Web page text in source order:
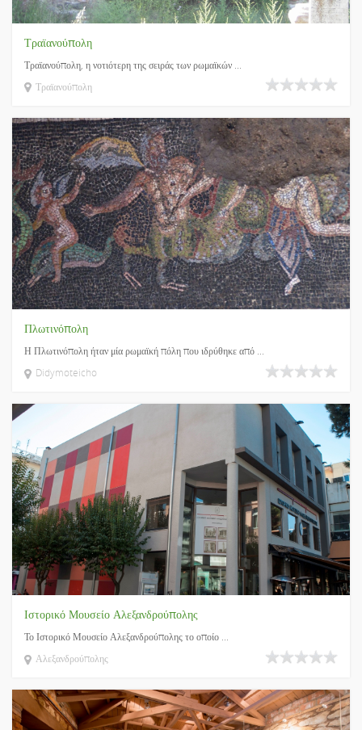
Τραϊανούπολη
Τραϊανούπολη, η νοτιότερη της σειράς των ρωμαϊκών ...
Τραϊανούπολη
Πλωτινόπολη
Η Πλωτινόπολη ήταν μία ρωμαϊκή πόλη που ιδρύθηκε από ...
Didymoteicho
Ιστορικό Μουσείο Αλεξανδρούπολης
Το Ιστορικό Μουσείο Αλεξανδρούπολης το οποίο ...
Αλεξανδρούπολης